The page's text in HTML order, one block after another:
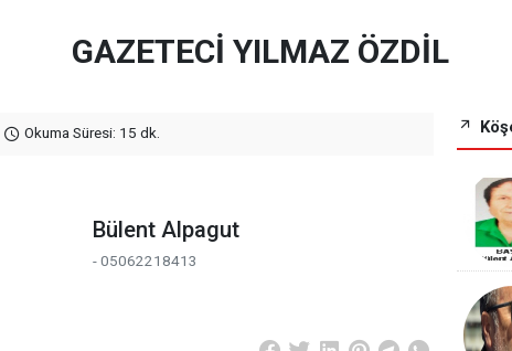
GAZETECİ YILMAZ ÖZDİL
Okuma Süresi: 15 dk.
Bülent Alpagut
- 05062218413